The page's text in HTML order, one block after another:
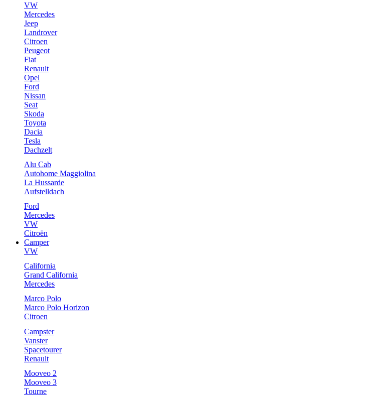
VW
Mercedes
Jeep
Landrover
Citroen
Peugeot
Fiat
Renault
Opel
Ford
Nissan
Seat
Skoda
Toyota
Dacia
Tesla
Dachzelt
Alu Cab
Autohome Maggiolina
La Hussarde
Aufstelldach
Ford
Mercedes
VW
Citroën
Camper
VW
California
Grand California
Mercedes
Marco Polo
Marco Polo Horizon
Citroen
Campster
Vanster
Spacetourer
Renault
Mooveo 2
Mooveo 3
Tourne